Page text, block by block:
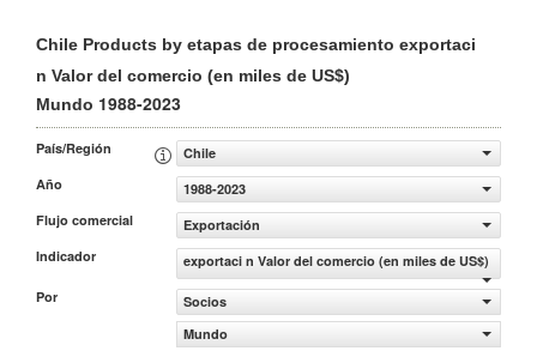
Chile Products by etapas de procesamiento exportaci
n Valor del comercio (en miles de US$)
Mundo 1988-2023
País/Región
Chile
Año
1988-2023
Flujo comercial
Exportación
Indicador
exportaci n Valor del comercio (en miles de US$)
Por
Socios
Mundo